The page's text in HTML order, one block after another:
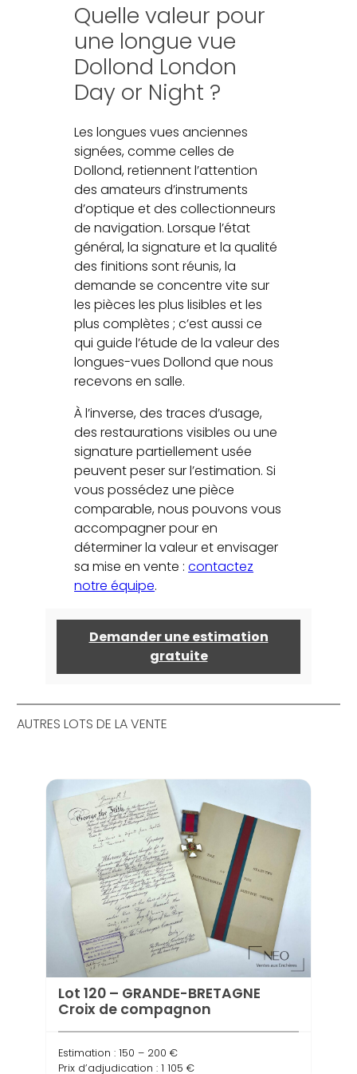
Quelle valeur pour
une longue vue
Dollond London
Day or Night ?
Les longues vues anciennes
signées, comme celles de
Dollond, retiennent l’attention
des amateurs d’instruments
d’optique et des collectionneurs
de navigation. Lorsque l’état
général, la signature et la qualité
des finitions sont réunis, la
demande se concentre vite sur
les pièces les plus lisibles et les
plus complètes ; c’est aussi ce
qui guide l’étude de la valeur des
longues-vues Dollond que nous
recevons en salle.
À l’inverse, des traces d’usage,
des restaurations visibles ou une
signature partiellement usée
peuvent peser sur l’estimation. Si
vous possédez une pièce
comparable, nous pouvons vous
accompagner pour en
déterminer la valeur et envisager
sa mise en vente :contactez
notre équipe.
Demander une estimation
gratuite
AUTRES LOTS DE LA VENTE
Lot 120 – GRANDE-BRETAGNE
Croix de compagnon
Estimation : 150 – 200 €
Prix d’adjudication : 1 105 €